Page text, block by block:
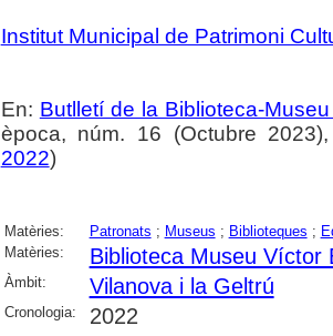
Institut Municipal de Patrimoni
En: Butlletí de la Biblioteca-
època, núm. 16 (Octubre
2022)
Matèries: Patronats ; Museus ; Biblioteques ;
Matèries:
Biblioteca Museu Víctor
Àmbit: Vilanova i la Geltrú
Cronologia: 2022